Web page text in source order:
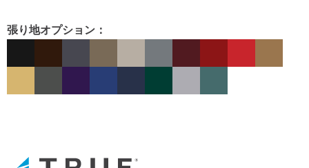
張り地オプション：